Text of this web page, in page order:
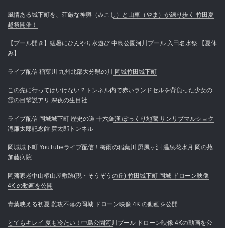
風情ある城下町を、荘厳な神輿（みこし）と山車（やま）が練り歩く 竹田夏
越祭開催！
【プール開き】猛暑にひんやり水遊び 中島公園河川プール 入田名水祭 【夏休
み】
ライブ配信 稲葉川 九州北部大分県の川 岡城竹田城下町
この先に行ってはいけない？トンネル内で赤いランドセルを背負った少女の
霊の目撃説アリ 深夜の生目社
ライブ配信 岡城城下町 歴史の道 十六羅漢 ぽっくり地蔵 サンリブマルショク
滝廉太郎記念館 廉太郎トンネル
岡城城下町 YouTubeライブ配信！梅雨の稲葉川 屛風ヶ淵 温泉花水月 岡の苑
加藤病院
岡藩家老中山栖山屋敷跡(現・そうぞうの丘) 竹田城下町 岡城 ドローン映像
4K の動画を公開
青葉映える初夏 難攻不落の岡城 ドローン映像 4K の動画を公開
とてもキレイ 夏も冷たい！中島公園河川プール ドローン映像 4Kの動画を公